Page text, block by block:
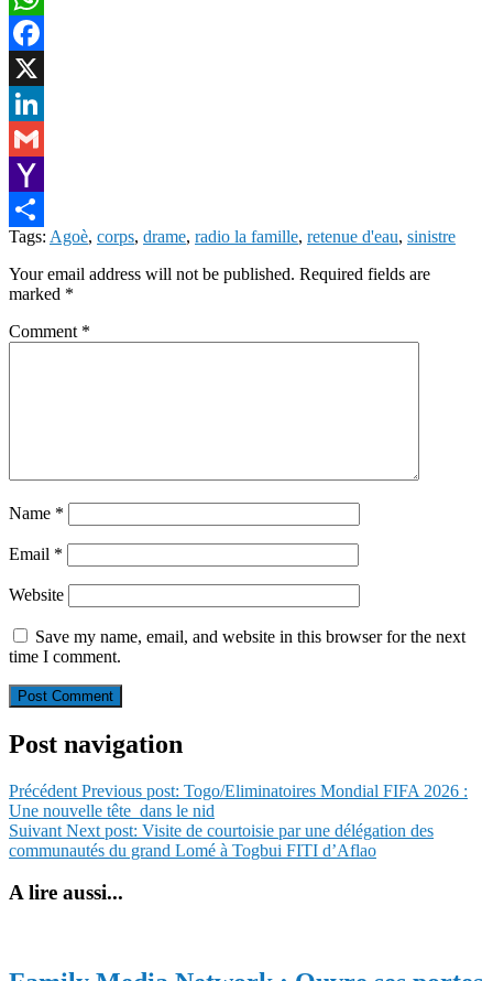
WhatsApp
Facebook
X
LinkedIn
Gmail
Yahoo
Mail
Share
Tags: Agoè, corps, drame, radio la famille, retenue d'eau, sinistre
Your email address will not be published. Required fields are
marked *
Comment *
Name *
Email *
Website
Save my name, email, and website in this browser for the next
time I comment.
Post navigation
Précédent Previous post: Togo/Eliminatoires Mondial FIFA 2026 :
Une nouvelle tête dans le nid
Suivant Next post: Visite de courtoisie par une délégation des
communautés du grand Lomé à Togbui FITI d’Aflao
A lire aussi...